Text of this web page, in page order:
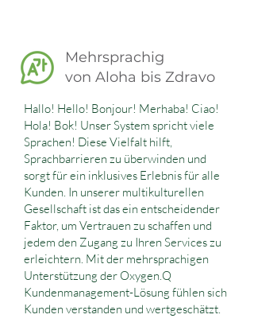
Mehrsprachig
von Aloha bis Zdravo
Hallo! Hello! Bonjour! Merhaba! Ciao!
Hola! Bok! Unser System spricht viele
Sprachen! Diese Vielfalt hilft,
Sprachbarrieren zu überwinden und
sorgt für ein inklusives Erlebnis für alle
Kunden. In unserer multikulturellen
Gesellschaft ist das ein entscheidender
Faktor, um Vertrauen zu schaffen und
jedem den Zugang zu Ihren Services zu
erleichtern. Mit der mehrsprachigen
Unterstützung der Oxygen.Q
Kundenmanagement-Lösung fühlen sich
Kunden verstanden und wertgeschätzt.